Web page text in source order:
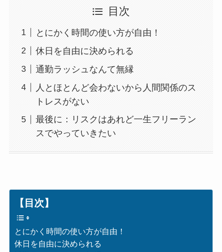
目次
とにかく時間の使い方が自由！
休日を自由に決められる
通勤ラッシュなんて無縁
人とほとんど会わないから人間関係のス
トレスがない
最後に：リスクはあれど一生フリーラン
スでやっていきたい
【目次】
とにかく時間の使い方が自由！
休日を自由に決められる